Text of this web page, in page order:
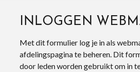
INLOGGEN
Met dit formulier log je in als
afdelingspagina te beheren. Dit
door leden worden gebruikt om in